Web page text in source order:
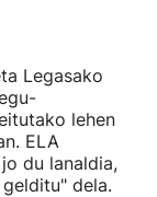
Legasako
lehen
ELA
du lanaldia,
dela.